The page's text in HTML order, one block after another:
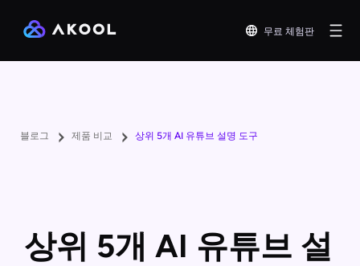
무료 체험판
블로그 제품 비교 상위 5개 AI 유튜브 설명 도구
상위 5개 AI 유튜브 설